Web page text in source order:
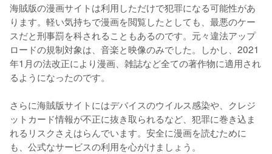
海賊版の漫画サイトは利用しただけで犯罪になる可能性があ
ります。軽い気持ちで漫画を閲覧したとしても、最悪のケー
スだと刑事罰を科されることもあるのです。元々違法アップ
ロードの規制対象は、音楽と映像のみでした。しかし、2021
年1月の法改正により漫画、雑誌など全ての著作物に適用され
るようになったのです。
さらに海賊版サイトにはデバイスのウイルス感染や、クレジ
ットカード情報が不正に抜き取られるなど、犯罪に巻き込ま
れるリスクさえはらんでいます。安全に漫画を読むために
も、公式なサービスの利用を心がけましょう。